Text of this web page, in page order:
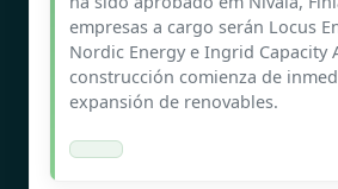
empresas a cargo serán Locus
Nordic Energy e Ingrid Capacity
construcción comienza de
expansión de renovables.